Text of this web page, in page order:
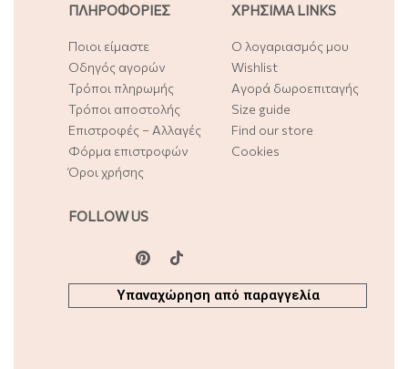
ΠΛΗΡΟΦΟΡΙΕΣ
Ποιοι είμαστε
Οδηγός αγορών
Τρόποι πληρωμής
Τρόποι αποστολής
Επιστροφές – Αλλαγές
Φόρμα επιστροφών
Όροι χρήσης
ΧΡΗΣΙΜΑ LINKS
Ο λογαριασμός μου
Wishlist
Αγορά δωροεπιταγής
Size guide
Find our store
Cookies
FOLLOW US
Υπαναχώρηση από παραγγελία